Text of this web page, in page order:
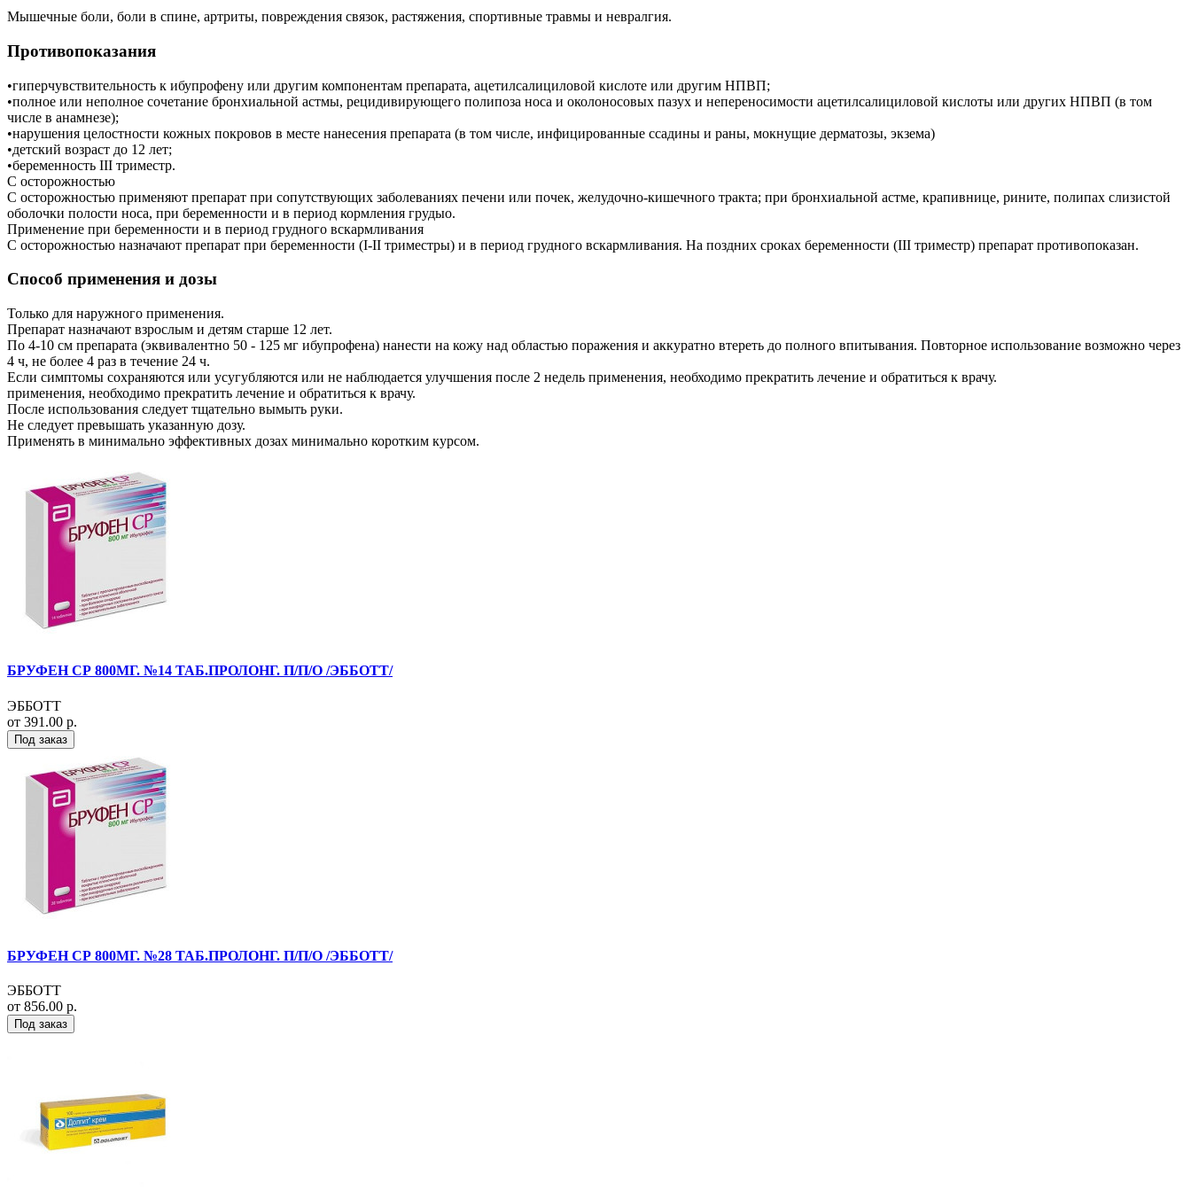
Мышечные боли, боли в спине, артриты, повреждения связок, растяжения, спортивные травмы и невралгия.
Противопоказания
•гиперчувствительность к ибупрофену или другим компонентам препарата, ацетилсалициловой кислоте или другим НПВП;
•полное или неполное сочетание бронхиальной астмы, рецидивирующего полипоза носа и околоносовых пазух и непереносимости ацетилсалициловой кислоты или других НПВП (в том
числе в анамнезе);
•нарушения целостности кожных покровов в месте нанесения препарата (в том числе, инфицированные ссадины и раны, мокнущие дерматозы, экзема)
•детский возраст до 12 лет;
•беременность III триместр.
С осторожностью
С осторожностью применяют препарат при сопутствующих заболеваниях печени или почек, желудочно-кишечного тракта; при бронхиальной астме, крапивнице, рините, полипах слизистой
оболочки полости носа, при беременности и в период кормления грудыо.
Применение при беременности и в период грудного вскармливания
С осторожностью назначают препарат при беременности (I-II триместры) и в период грудного вскармливания. На поздних сроках беременности (III триместр) препарат противопоказан.
Способ применения и дозы
Только для наружного применения.
Препарат назначают взрослым и детям старше 12 лет.
По 4-10 см препарата (эквивалентно 50 - 125 мг ибупрофена) нанести на кожу над областью поражения и аккуратно втереть до полного впитывания. Повторное использование возможно через
4 ч, не более 4 раз в течение 24 ч.
Если симптомы сохраняются или усугубляются или не наблюдается улучшения после 2 недель применения, необходимо прекратить лечение и обратиться к врачу.
применения, необходимо прекратить лечение и обратиться к врачу.
После использования следует тщательно вымыть руки.
Нe следует превышать указанную дозу.
Применять в минимально эффективных дозах минимально коротким курсом.
БРУФЕН СР 800МГ. №14 ТАБ.ПРОЛОНГ. П/П/О /ЭББОТТ/
ЭББОТТ
от 391.00 р.
Под заказ
БРУФЕН СР 800МГ. №28 ТАБ.ПРОЛОНГ. П/П/О /ЭББОТТ/
ЭББОТТ
от 856.00 р.
Под заказ